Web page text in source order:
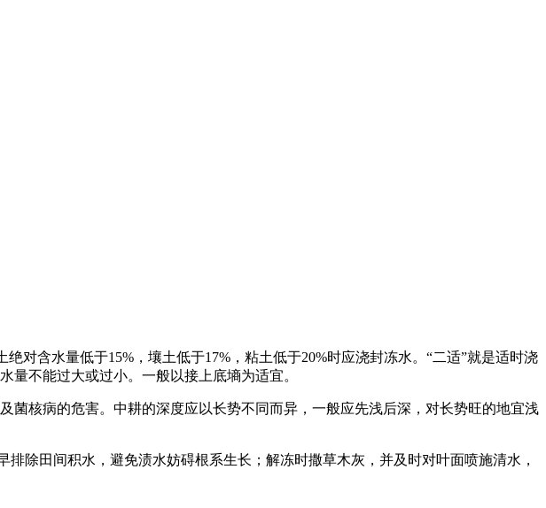
含水量低于15%，壤土低于17%，粘土低于20%时应浇封冻水。“二适”就是适时浇
不能过大或过小。一般以接上底墒为适宜。
核病的危害。中耕的深度应以长势不同而异，一般应先浅后深，对长势旺的地宜浅
田间积水，避免渍水妨碍根系生长；解冻时撒草木灰，并及时对叶面喷施清水，